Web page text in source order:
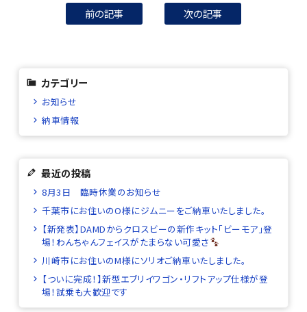
前の記事 次の記事
カテゴリー
お知らせ
納車情報
最近の投稿
8月3日 臨時休業のお知らせ
千葉市にお住いのO様にジムニーをご納車いたしました。
【新発表】DAMDからクロスビーの新作キット「ビーモア」登
場！わんちゃんフェイスがたまらない可愛さ
川崎市にお住いのM様にソリオご納車いたしました。
【ついに完成！】新型エブリイワゴン・リフトアップ仕様が登
場！試乗も大歓迎です